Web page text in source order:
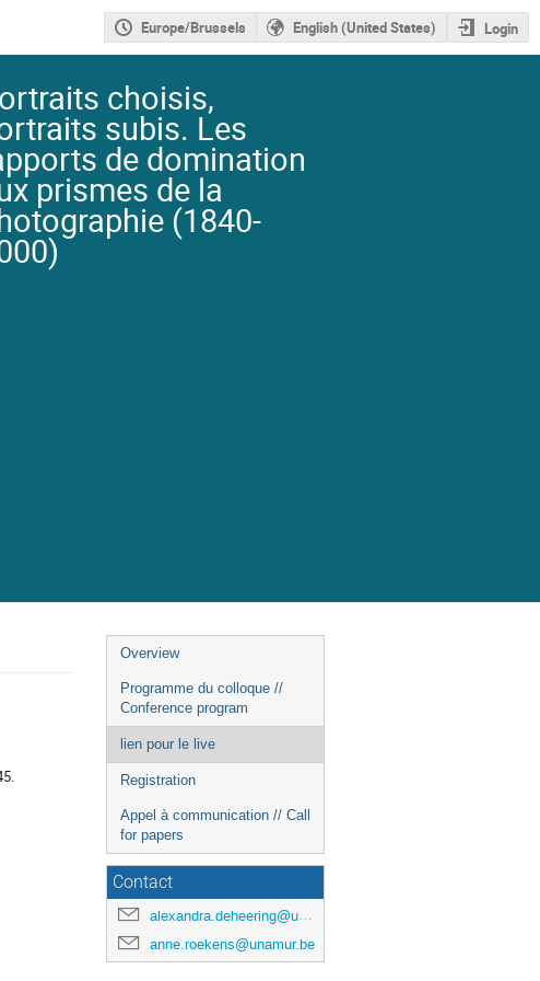
Europe/Brussels English (United States) Login
choisis,
subis. Les
de domination
prismes de la
(1840-
Event
menu
Overview
Programme du colloque //
Conference program
lien pour le live
Registration
Appel à communication // Call
for papers
Contact
alexandra.deheering@unamur.be
anne.roekens@unamur.be